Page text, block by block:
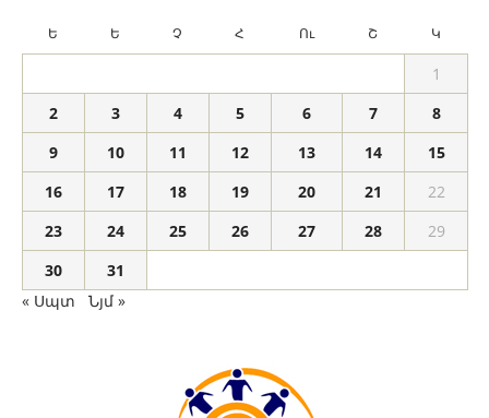
Ե Ե Չ Հ Ու Շ Կ
1
2
3 4 5 6 7
8
9
10 11 12 13 14
15
16
17 18 19 20 21
22
23
24 25 26 27 28
29
30
31
« Սպտ
Նյմ »